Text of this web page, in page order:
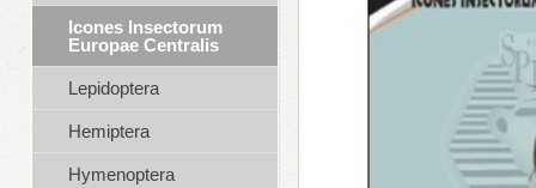
Icones Insectorum
Europae Centralis
Lepidoptera
Hemiptera
Hymenoptera